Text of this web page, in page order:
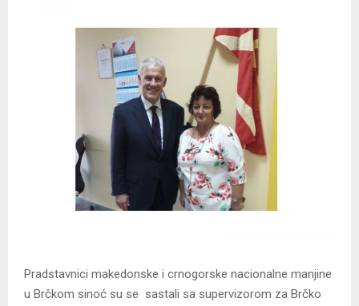
Pradstavnici makedonske i crnogorske nacionalne manjine
u Brčkom sinoć su se sastali sa supervizorom za Brčko